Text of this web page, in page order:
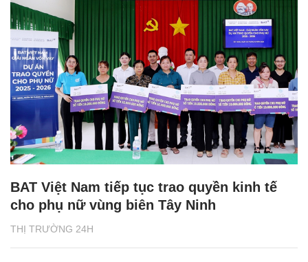
THỊ TRƯỜNG 24H
BAT Việt Nam tiếp tục trao quyền kinh tế
cho phụ nữ vùng biên Tây Ninh